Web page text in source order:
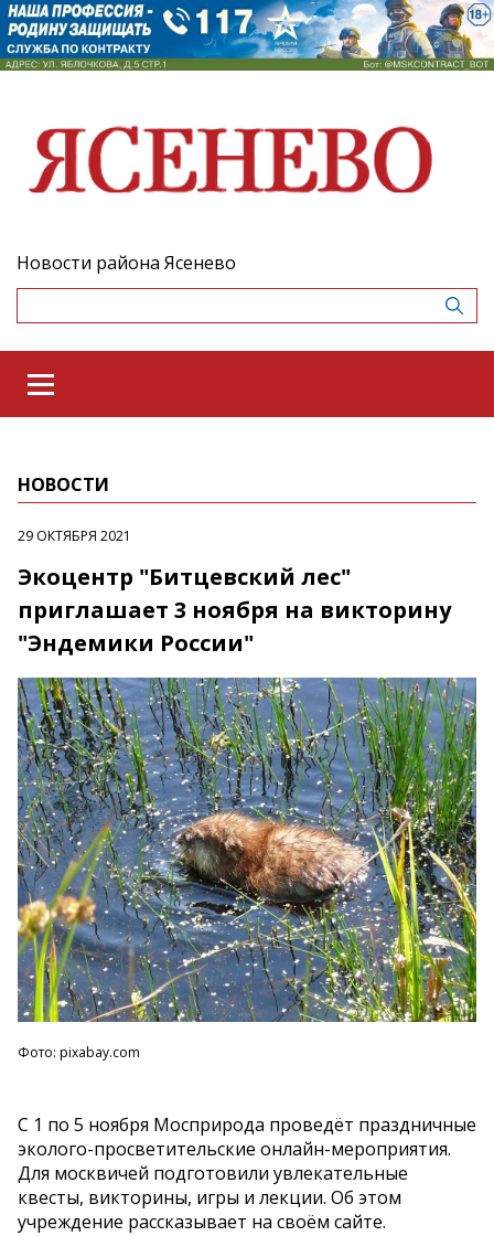
Новости района Ясенево
НОВОСТИ
29 ОКТЯБРЯ 2021
Экоцентр "Битцевский лес"
приглашает 3 ноября на викторину
"Эндемики России"
Фото: pixabay.com
С 1 по 5 ноября Мосприрода проведёт праздничные
эколого-просветительские онлайн-мероприятия.
Для москвичей подготовили увлекательные
квесты, викторины, игры и лекции. Об этом
учреждение рассказывает на своём сайте.